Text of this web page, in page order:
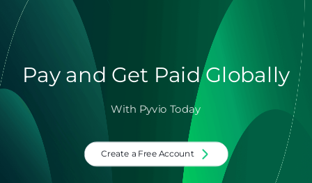
Pay and Get Paid Globally
With Pyvio Today
Create a Free Account